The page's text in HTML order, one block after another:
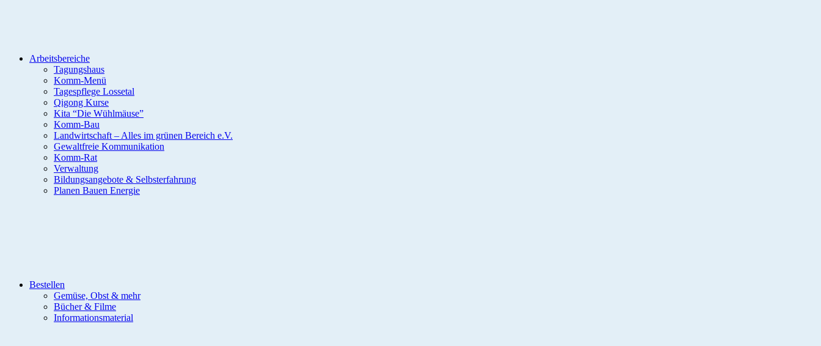
Arbeitsbereiche
Tagungshaus
Komm-Menü
Tagespflege Lossetal
Qigong Kurse
Kita “Die Wühlmäuse”
Komm-Bau
Landwirtschaft – Alles im grünen Bereich e.V.
Gewaltfreie Kommunikation
Komm-Rat
Verwaltung
Bildungsangebote & Selbsterfahrung
Planen Bauen Energie
Bestellen
Gemüse, Obst & mehr
Bücher & Filme
Informationsmaterial